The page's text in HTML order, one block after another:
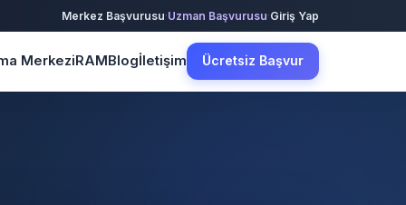
Merkez Başvurusu·Uzman Başvurusu·Giriş Yap
MerkeziRAMBlogİletişim Ücretsiz Başvur